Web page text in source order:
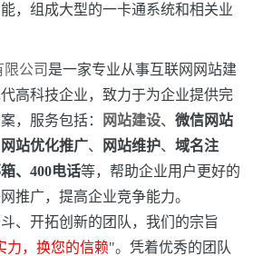
，组成大型的一卡通系统和相关业
公司 是一家专业从事互联网网站建
高科技企业，致力于为企业提供完
，服务包括：
网站建设、 微信网站
站优化推广、 网站维护、 域名注
、400电话等，帮助企业用户更好的
推广，提高企业竞争能力。
、开拓创新的团队，我们的宗旨
力，换您的信赖"。凭着优秀的团队